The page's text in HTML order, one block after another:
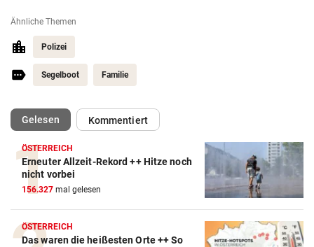
Ähnliche Themen
Polizei
Segelboot Familie
Gelesen(ausgewählt)Kommentiert
ÖSTERREICH
Erneuter Allzeit-Rekord ++ Hitze noch
nicht vorbei
156.327 mal gelesen
ÖSTERREICH
Das waren die heißesten Orte ++ So